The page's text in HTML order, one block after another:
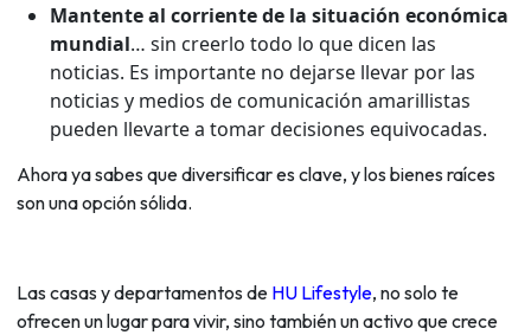
Mantente al corriente de la situación económica
mundial… sin creerlo todo lo que dicen las
noticias. Es importante no dejarse llevar por las
noticias y medios de comunicación amarillistas
pueden llevarte a tomar decisiones equivocadas.
Ahora ya sabes que diversificar es clave, y los bienes raíces
son una opción sólida.
Las casas y departamentos de HU Lifestyle, no solo te
ofrecen un lugar para vivir, sino también un activo que crece